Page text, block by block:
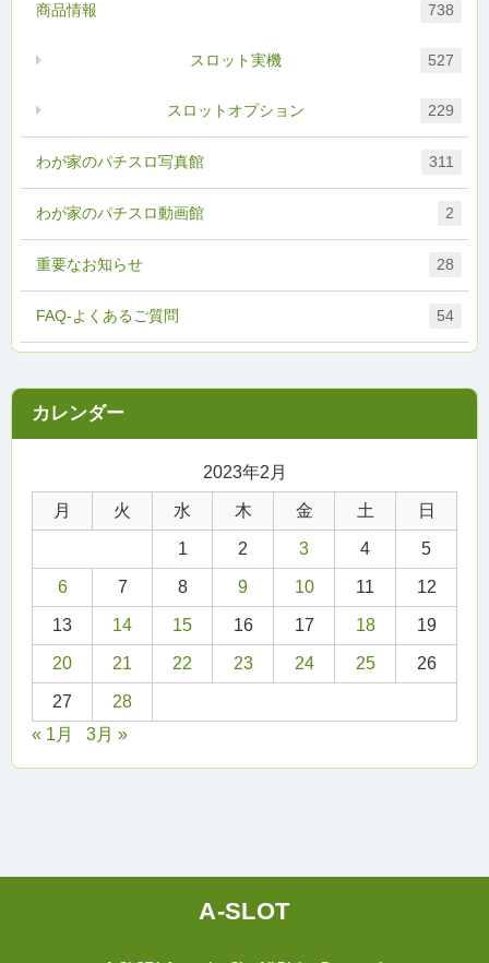
FAQ-よくあるご質問 54
わが家のパチスロ写真館 311
わが家のパチスロ動画館 2
商品情報 738
スロットオプション 229
スロット実機 527
重要なお知らせ 28
2023年2月
月 火 水 木 金 土 日
1 2 3 4 5
6 7 8 9 10 11 12
13 14 15 16 17 18 19
20 21 22 23 24 25 26
27
28
« 1月
3月 »